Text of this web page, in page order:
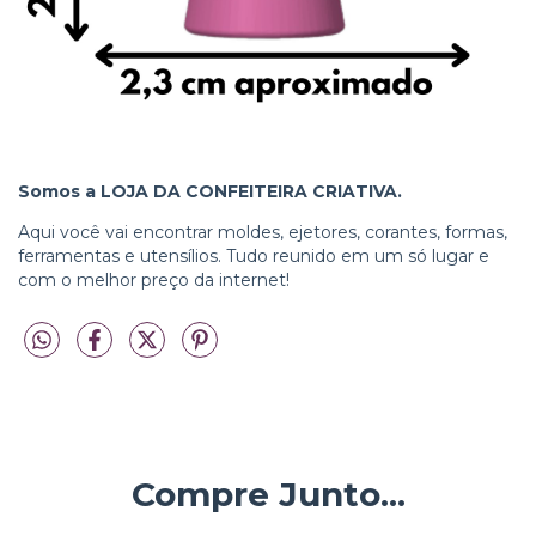
Somos a LOJA DA CONFEITEIRA CRIATIVA.
Aqui você vai encontrar moldes, ejetores, corantes, formas,
ferramentas e utensílios. Tudo reunido em um só lugar e
com o melhor preço da internet!
Compre Junto...